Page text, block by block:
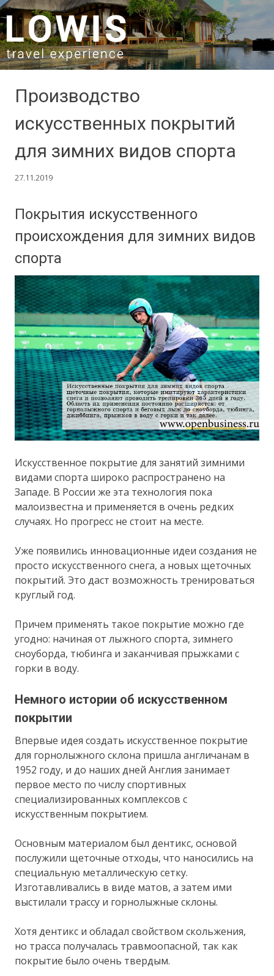
SKIP TO CONTENT
Производство
искусственных покрытий
для зимних видов спорта
27.11.2019
Покрытия искусственного
происхождения для зимних видов
спорта
Искусственное покрытие для занятий зимними
видами спорта широко распространено на
Западе. В России же эта технология пока
малоизвестна и применяется в очень редких
случаях. Но прогресс не стоит на месте.
Уже появились инновационные идеи создания не
просто искусственного снега, а новых щеточных
покрытий. Это даст возможность тренироваться
круглый год.
Причем применять такое покрытие можно где
угодно: начиная от лыжного спорта, зимнего
сноуборда, тюбинга и заканчивая прыжками с
горки в воду.
Немного истории об искусственном
покрытии
Впервые идея создать искусственное покрытие
для горнолыжного склона пришла англичанам в
1952 году, и до наших дней Англия занимает
первое место по числу спортивных
специализированных комплексов с
искусственным покрытием.
Основным материалом был дентикс, основой
послужили щеточные отходы, что наносились на
специальную металлическую сетку.
Изготавливались в виде матов, а затем ими
выстилали трассу и горнолыжные склоны.
Хотя дентикс и обладал свойством скольжения,
но трасса получалась травмоопасной, так как
покрытие было очень твердым.